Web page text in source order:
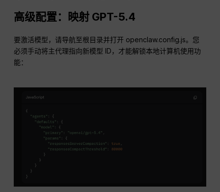
高级配置：映射 GPT-5.4
要激活模型，请导航至根目录并打开 openclaw.config.js。您
必须手动将主代理指向新模型 ID，才能解锁本地计算机使用功
能：